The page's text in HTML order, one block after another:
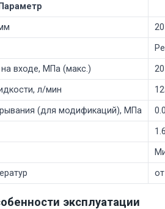
Параметр
20
входе, МПа (макс.)
л/мин
(для модификаций), МПа
1.6
эксплуатации